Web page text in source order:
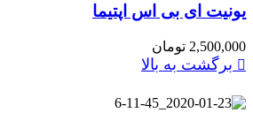
یونیت ای بی اس اپتیما
2,500,000 تومان
برگشت به بالا